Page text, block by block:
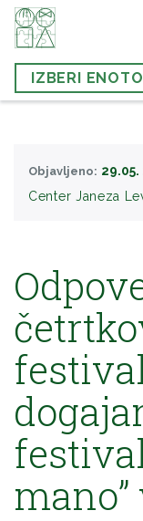
IZBERI ENOTO
Objavljeno: 29.05.
Center Janeza